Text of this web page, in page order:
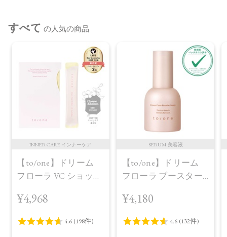
すべて の人気の商品
INNER CARE インナーケア
【to/one】ドリーム
フローラ VC ショット
¥4,968
SERUM 美容液
【to/one】ドリーム
フローラ ブースター
＞
¥4,180